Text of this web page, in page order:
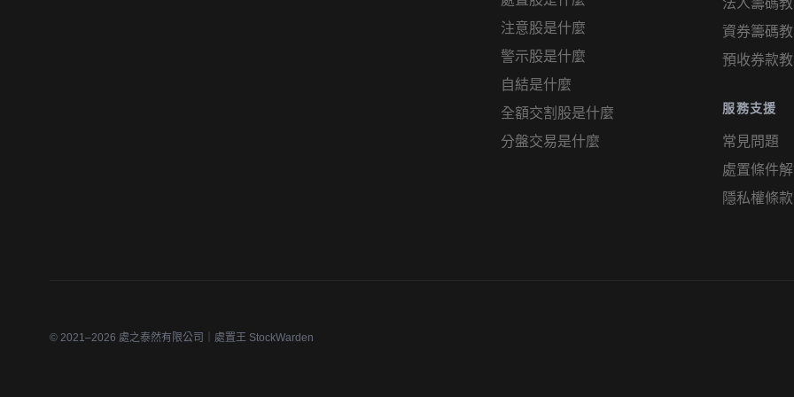
注意股是什麼
警示股是什麼
自結是什麼
全額交割股是什麼
分盤交易是什麼
法人籌碼
資券籌碼
預收券款
服務支援
常見問題
處置條件
隱私權條款
© 2021–2026 處之泰然有限公司｜處置王 StockWarden